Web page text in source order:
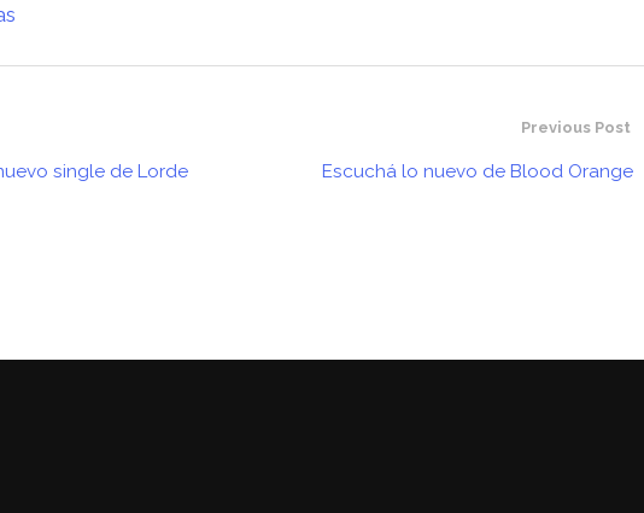
Previous Post
Escuchá lo nuevo de Blood Orange
single de Lorde